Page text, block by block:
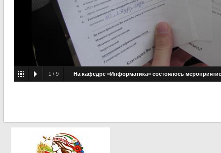
1 / 9 На кафедре «Информатика» состоялось